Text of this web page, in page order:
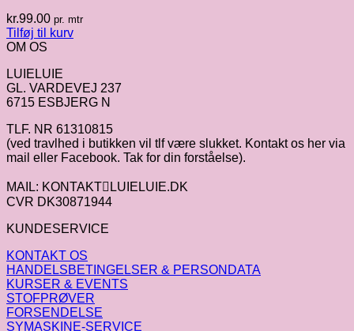
kr.99.00 pr. mtr
Tilføj til kurv
OM OS
LUIELUIE
GL. VARDEVEJ 237
6715 ESBJERG N
TLF. NR 61310815
(ved travlhed i butikken vil tlf være slukket. Kontakt os her via
mail eller Facebook. Tak for din forståelse).
MAIL: KONTAKTLUIELUIE.DK
CVR DK30871944
KUNDESERVICE
KONTAKT OS
HANDELSBETINGELSER & PERSONDATA
KURSER & EVENTS
STOFPRØVER
FORSENDELSE
SYMASKINE-SERVICE